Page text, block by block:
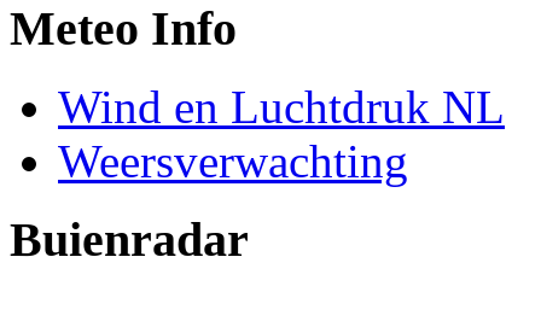
Meteo Info
Wind en Luchtdruk NL
Weersverwachting
Buienradar